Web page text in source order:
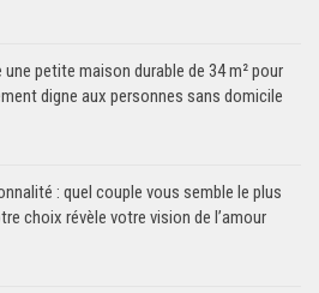
une petite maison durable de 34 m² pour
digne aux personnes sans domicile
: quel couple vous semble le plus
choix révèle votre vision de l’amour